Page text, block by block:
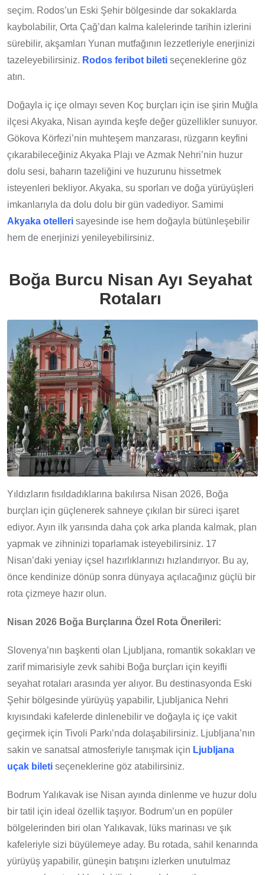
seçim. Rodos’un Eski Şehir bölgesinde dar sokaklarda
kaybolabilir, Orta Çağ’dan kalma kalelerinde tarihin izlerini
sürebilir, akşamları Yunan mutfağının lezzetleriyle enerjinizi
tazeleyebilirsiniz. Rodos feribot bileti seçeneklerine göz
atın.
Doğayla iç içe olmayı seven Koç burçları için ise şirin Muğla
ilçesi Akyaka, Nisan ayında keşfe değer güzellikler sunuyor.
Gökova Körfezi’nin muhteşem manzarası, rüzgarın keyfini
çıkarabileceğiniz Akyaka Plajı ve Azmak Nehri’nin huzur
dolu sesi, baharın tazeliğini ve huzurunu hissetmek
isteyenleri bekliyor. Akyaka, su sporları ve doğa yürüyüşleri
imkanlarıyla da dolu dolu bir gün vadediyor. Samimi
Akyaka otelleri sayesinde ise hem doğayla bütünleşebilir
hem de enerjinizi yenileyebilirsiniz.
Boğa Burcu Nisan Ayı Seyahat
Rotaları
Yıldızların fısıldadıklarına bakılırsa Nisan 2026, Boğa
burçları için güçlenerek sahneye çıkılan bir süreci işaret
ediyor. Ayın ilk yarısında daha çok arka planda kalmak, plan
yapmak ve zihninizi toparlamak isteyebilirsiniz. 17
Nisan’daki yeniay içsel hazırlıklarınızı hızlandırıyor. Bu ay,
önce kendinize dönüp sonra dünyaya açılacağınız güçlü bir
rota çizmeye hazır olun.
Nisan 2026 Boğa Burçlarına Özel Rota Önerileri:
Slovenya’nın başkenti olan Ljubljana, romantik sokakları ve
zarif mimarisiyle zevk sahibi Boğa burçları için keyifli
seyahat rotaları arasında yer alıyor. Bu destinasyonda Eski
Şehir bölgesinde yürüyüş yapabilir, Ljubljanica Nehri
kıyısındaki kafelerde dinlenebilir ve doğayla iç içe vakit
geçirmek için Tivoli Parkı’nda dolaşabilirsiniz. Ljubljana’nın
sakin ve sanatsal atmosferiyle tanışmak için Ljubljana
uçak bileti seçeneklerine göz atabilirsiniz.
Bodrum Yalıkavak ise Nisan ayında dinlenme ve huzur dolu
bir tatil için ideal özellik taşıyor. Bodrum’un en popüler
bölgelerinden biri olan Yalıkavak, lüks marinası ve şık
kafeleriyle sizi büyülemeye aday. Bu rotada, sahil kenarında
yürüyüş yapabilir, güneşin batışını izlerken unutulmaz